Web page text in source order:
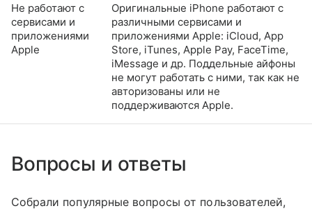
Не работают с
сервисами и
приложениями
Apple
Оригинальные iPhone работают с
различными сервисами и
приложениями Apple: iCloud, App
Store, iTunes, Apple Pay, FaceTime,
iMessage и др. Поддельные айфоны
не могут работать с ними, так как не
авторизованы или не
поддерживаются Apple.
Вопросы и ответы
Собрали популярные вопросы от пользователей,